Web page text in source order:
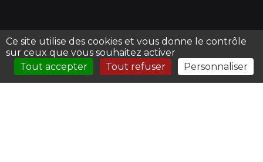
Tous droits réservés Armos -Mentions légales
Conditions générales de ventes
Ce site utilise des cookies et vous donne le contrôle
sur ceux que vous souhaitez activer
Tout accepter
Tout refuser Personnaliser